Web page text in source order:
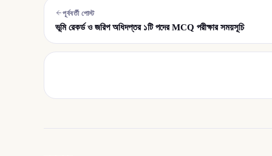
পূর্ববর্তী পোস্ট
ভূমি রেকর্ড ও জরিপ অধিদপ্তর ১টি পদের MCQ পরীক্ষার সময়সূচি